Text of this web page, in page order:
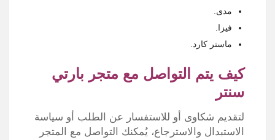
مدى.
فيزا.
ماستر كارد.
كيف يتم التواصل مع متجر بارتي
سنتر
لتقديم شكاوى أو للاستفسار عن الطلب أو سياسة
الاستبدال والاسترجاع، يُمكنك التواصل مع المتجر